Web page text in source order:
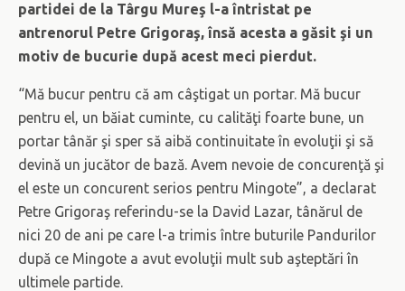
partidei de la Târgu Mureş l-a întristat pe
antrenorul Petre Grigoraş, însă acesta a găsit şi un
motiv de bucurie după acest meci pierdut.
“Mă bucur pentru că am câştigat un portar. Mă bucur
pentru el, un băiat cuminte, cu calităţi foarte bune, un
portar tânăr şi sper să aibă continuitate în evoluţii şi să
devină un jucător de bază. Avem nevoie de concurenţă şi
el este un concurent serios pentru Mingote”, a declarat
Petre Grigoraş referindu-se la David Lazar, tânărul de
nici 20 de ani pe care l-a trimis între buturile Pandurilor
după ce Mingote a avut evoluţii mult sub aşteptări în
ultimele partide.